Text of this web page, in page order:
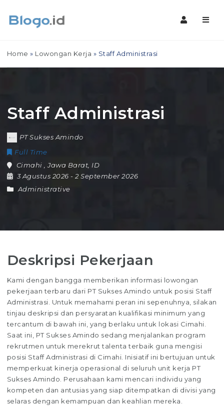
Home » Lowongan Kerja » Staff Administrasi
Staff Administrasi
PT Sukses Amindo
Full Time
Cimahi
,Jawa Barat ID
3 Agustus 2026- 2 September 2026
Administrative
Deskripsi Pekerjaan
Kami dengan bangga memberikan informasi lowongan
pekerjaan terbaru dari PT Sukses Amindo untuk posisi Staff
Administrasi. Untuk memahami peran ini sepenuhnya, silakan
tinjau deskripsi dan persyaratan kualifikasi minimum yang
tercantum di bawah ini, yang berlaku untuk lokasi Cimahi.
Saat ini, PT Sukses Amindo sedang menjalankan program
rekrutmen untuk merekrut talenta terbaik guna mengisi
posisi Staff Administrasi di Cimahi. Inisiatif ini bertujuan untuk
memperkuat kinerja operasional di seluruh unit kerja PT
Sukses Amindo. Perusahaan kami mencari individu yang
kompeten dan antusias yang siap ditempatkan di divisi yang
selaras dengan kemampuan dan keahlian mereka.